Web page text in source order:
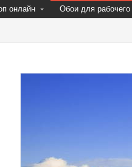
онлайн Обои для рабочего